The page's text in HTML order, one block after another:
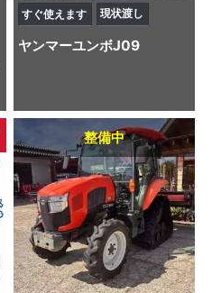
すぐ使えます 現状渡し
ヤンマーユンボJ09
整備中